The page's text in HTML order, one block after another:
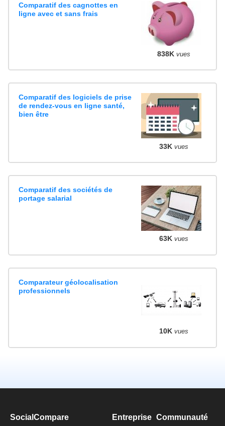
Comparatif des cagnottes en
ligne avec et sans frais
838K vues
Comparatif des logiciels de prise
de rendez-vous en ligne santé,
bien être
33K vues
Comparatif des sociétés de
portage salarial
63K vues
Comparateur géolocalisation
professionnels
10K vues
SocialCompare Entreprise Communauté